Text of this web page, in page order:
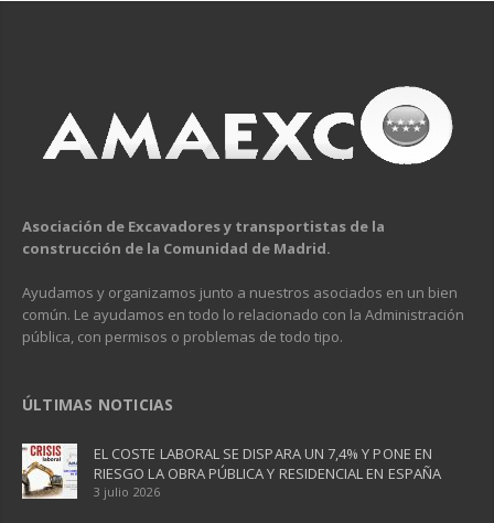
Asociación de Excavadores y transportistas de la
construcción de la Comunidad de Madrid.
Ayudamos y organizamos junto a nuestros asociados en un bien
común. Le ayudamos en todo lo relacionado con la Administración
pública, con permisos o problemas de todo tipo.
ÚLTIMAS NOTICIAS
EL COSTE LABORAL SE DISPARA UN 7,4% Y PONE EN
RIESGO LA OBRA PÚBLICA Y RESIDENCIAL EN ESPAÑA ​
3 julio 2026